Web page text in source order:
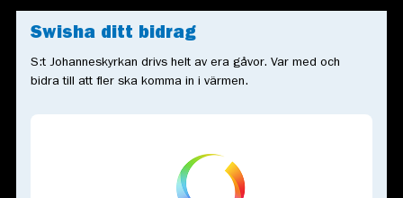
Swisha ditt bidrag
S:t Johanneskyrkan drivs helt av era gåvor. Var med och
bidra till att fler ska komma in i värmen.